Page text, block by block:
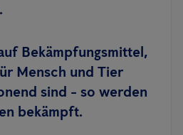
Bekämpfungsmittel,
Mensch und Tier
sind - so werden
bekämpft.